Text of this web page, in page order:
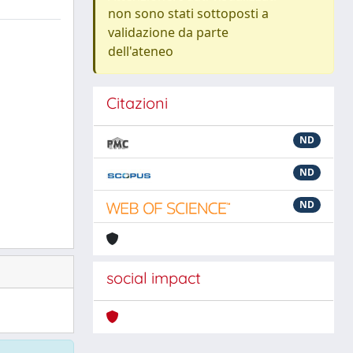
non sono stati sottoposti a
validazione da parte
dell'ateneo
Citazioni
ND
ND
ND
social impact